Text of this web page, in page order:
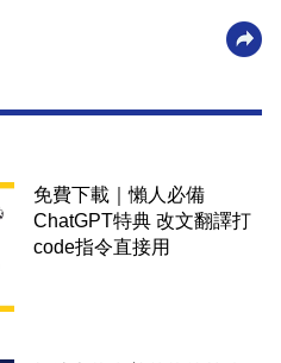
免費下載｜懶人必備
ChatGPT特典 改文翻譯打
code指令直接用